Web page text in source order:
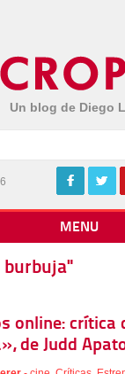
Un blog de Diego
MENU
burbuja"
online: crítica
de Judd